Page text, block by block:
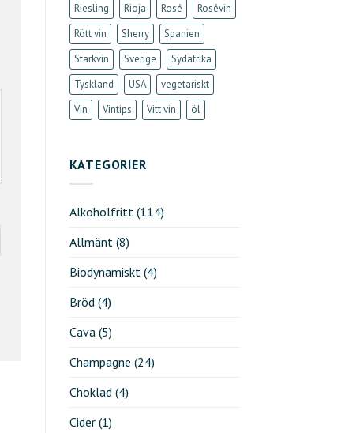
Riesling
Rioja Rosé
Rosévin
Rött vin
Sherry
Spanien
Starkvin
Sverige
Sydafrika
Tyskland
USA
vegetariskt
Vin
Vintips Vitt vin öl
KATEGORIER
Alkoholfritt(114)
Allmänt(8)
Biodynamiskt(4)
Bröd(4)
Cava(5)
Champagne (24)
Choklad(4)
Cider(1)